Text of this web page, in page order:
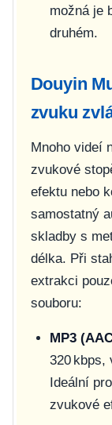
možná je
druhém.
Douyin
zvuku
Mnoho videí
zvukové
efektu nebo
samostatný
skladby s
délka. Při
extrakci
souboru:
MP3
320 kbps,
Ideální
zvukové